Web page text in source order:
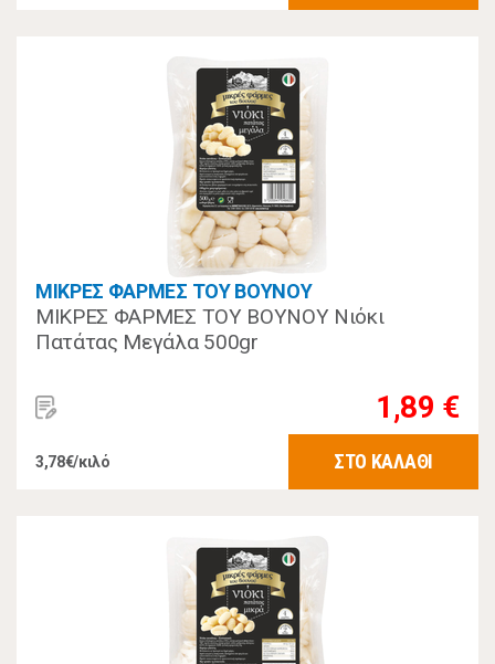
ΜΙΚΡΕΣ ΦΑΡΜΕΣ ΤΟΥ ΒΟΥΝΟΥ
ΜΙΚΡΕΣ ΦΑΡΜΕΣ ΤΟΥ ΒΟΥΝΟΥ Νιόκι
Πατάτας Μεγάλα 500gr
1,89 €
3,78€/κιλό ΣΤΟ ΚΑΛΑΘΙ